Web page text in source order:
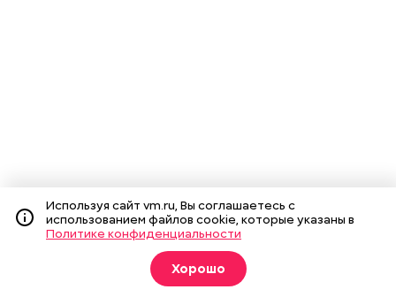
Используя сайт vm.ru, Вы соглашаетесь с
использованием файлов cookie, которые указаны в
Политике конфиденциальности
Хорошо